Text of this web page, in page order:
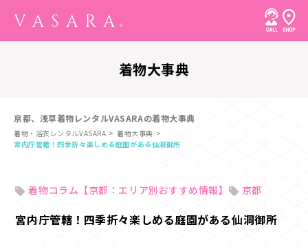
着物大事典
京都、浅草着物レンタルVASARAの着物大事典
着物・浴衣レンタルVASARA
着物大事典
宮内庁管轄！四季折々楽しめる庭園がある仙洞御所
着物コラム【京都：エリア別おすすめ情報】 京都
宮内庁管轄！四季折々楽しめる庭園がある仙洞御所